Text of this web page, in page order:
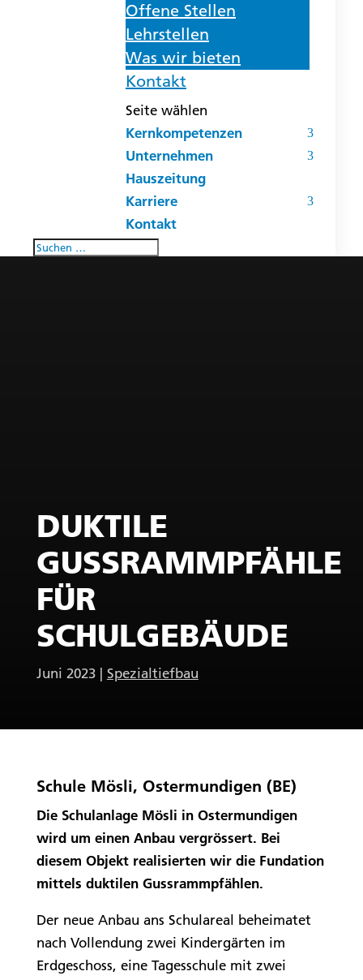
Offene Stellen
Lehrstellen
Was wir bieten
Kontakt
Seite wählen
Kernkompetenzen
Unternehmen
Hauszeitung
Karriere
Kontakt
DUKTILE
GUSSRAMMPFÄHLE
FÜR
SCHULGEBÄUDE
Juni 2023| Spezialtiefbau
Schule Mösli, Ostermundigen (BE)
Die Schulanlage Mösli in Ostermundigen
wird um einen Anbau vergrössert. Bei
diesem Objekt realisierten wir die Fundation
mittels duktilen Gussrammpfählen.
Der neue Anbau ans Schulareal beheimatet
nach Vollendung zwei Kindergärten im
Erdgeschoss, eine Tagesschule mit zwei